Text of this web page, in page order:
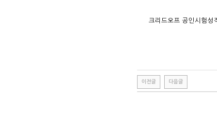
크리드오프 공인시험성
이전글 다음글